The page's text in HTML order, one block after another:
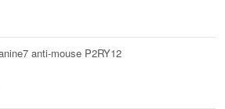
anti-mouse P2RY12